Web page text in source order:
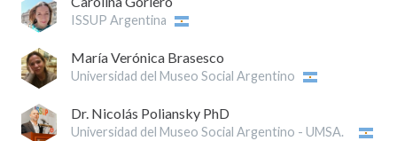
ISSUP Argentina
María Verónica Brasesco
Universidad del Museo Social Argentino
Dr. Nicolás Poliansky PhD
Universidad del Museo Social Argentino - UMSA.